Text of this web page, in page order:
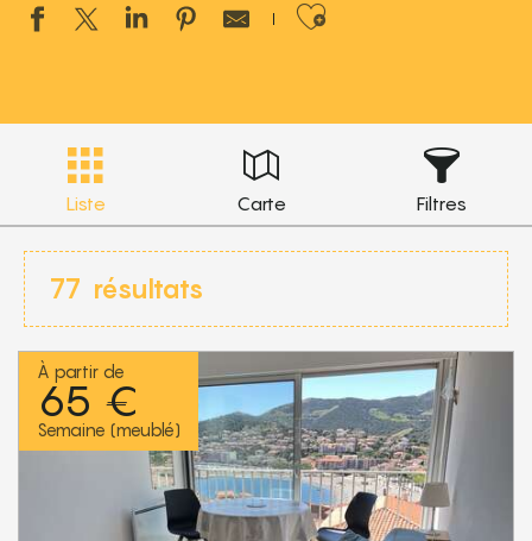
Ajouter aux
Liste Carte Filtres
77 résultats
À partir de
65 €
Semaine (meublé)